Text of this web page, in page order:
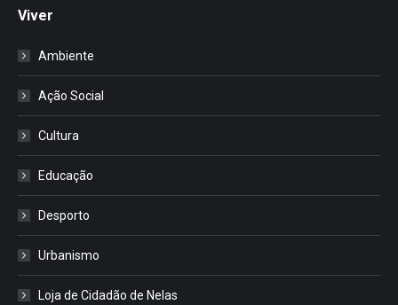
Viver
Ambiente
Ação Social
Cultura
Educação
Desporto
Urbanismo
Loja de Cidadão de Nelas